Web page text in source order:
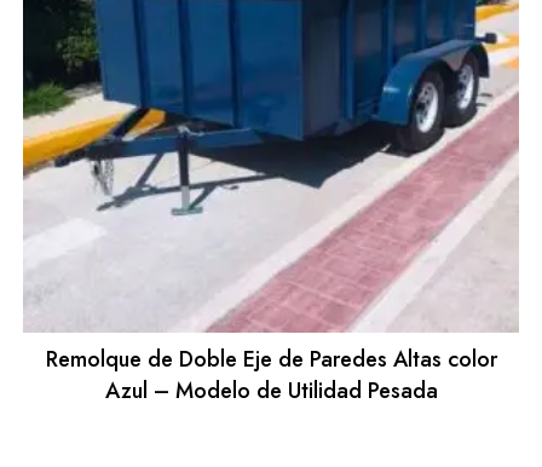
Remolque de Doble Eje de Paredes Altas color
Azul – Modelo de Utilidad Pesada